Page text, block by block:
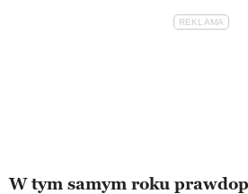
W tym samym roku